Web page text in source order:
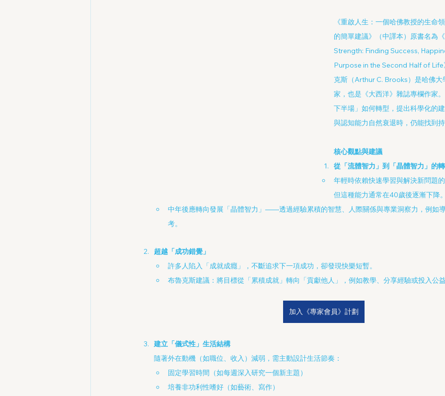
《重啟人生：一個哈佛教授的生命
的簡單建議》（中譯本）原書名為
Strength: Finding Success,
Purpose in the Second Half of Life
克斯（Arthur C. Brooks）是哈佛大
家，也是《大西洋》雜誌專欄作家
下半場」如何轉型，提出科學化的
與認知能力自然衰退時，仍能找到
核心觀點與建議
從「流體智力」到「晶體智力」的
年輕時依賴快速學習與解決新問題
但這種能力通常在40歲後逐漸下降
中年後應轉向發展「晶體智力」——透過經驗累積的智慧、人際關係與專業洞察力，例如
考。
超越「成功錯覺」
許多人陷入「成就成癮」，不斷追求下一項成功，卻發現快樂短暫。
布魯克斯建議：將目標從「累積成就」轉向「貢獻他人」，例如教學、分享經驗或投入公
加入《專家會員》計劃
建立「儀式性」生活結構
隨著外在動機（如職位、收入）減弱，需主動設計生活節奏：
固定學習時間（如每週深入研究一個新主題）
培養非功利性嗜好（如藝術、寫作）